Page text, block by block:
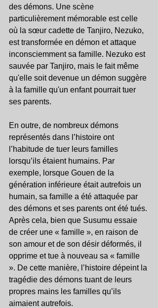
des démons. Une scène
particulièrement mémorable est celle
où la sœur cadette de Tanjiro, Nezuko,
est transformée en démon et attaque
inconsciemment sa famille. Nezuko est
sauvée par Tanjiro, mais le fait même
qu'elle soit devenue un démon suggère
à la famille qu'un enfant pourrait tuer
ses parents.
En outre, de nombreux démons
représentés dans l’histoire ont
l’habitude de tuer leurs familles
lorsqu’ils étaient humains. Par
exemple, lorsque Gouen de la
génération inférieure était autrefois un
humain, sa famille a été attaquée par
des démons et ses parents ont été tués.
Après cela, bien que Susumu essaie
de créer une « famille », en raison de
son amour et de son désir déformés, il
opprime et tue à nouveau sa « famille
». De cette manière, l’histoire dépeint la
tragédie des démons tuant de leurs
propres mains les familles qu’ils
aimaient autrefois.